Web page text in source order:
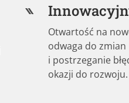
Otwartość na
odwaga do zmian
i postrzeganie
okazji do rozwoju.